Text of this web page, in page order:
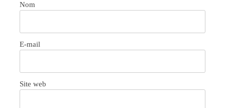
Nom
E-mail
Site web